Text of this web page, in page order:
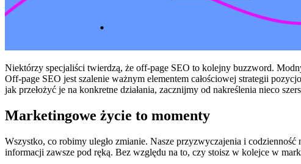
Niektórzy specjaliści twierdzą, że off-page SEO to kolejny buzzword.
Off-page SEO jest szalenie ważnym elementem całościowej strategii
jak przełożyć je na konkretne działania, zacznijmy od nakreślenia nieco
Marketingowe życie to momenty
Wszystko, co robimy uległo zmianie. Nasze przyzwyczajenia i
informacji zawsze pod ręką. Bez względu na to, czy stoisz w kolejce w